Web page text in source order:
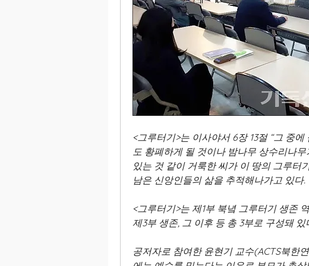
<그루터기>는 이사야서 6장 13절 “그 중
도 황폐하게 될 것이나 밤나무 상수리나
있는 것 같이 거룩한 씨가 이 땅의 그루터
남은 신앙인들의 삶을 추적해나가고 있다.
<그루터기>는 제1부 북녘 그루터기 생존
제3부 생존, 그 이후 등 총 3부로 구성돼 있
공저자로 참여한 윤현기 교수(ACTS북한